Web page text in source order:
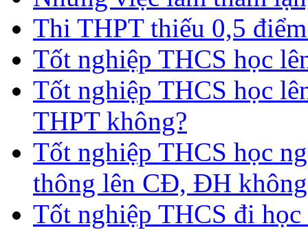
Thi THPT thiếu 0,5
Tốt nghiệp THCS học
Tốt nghiệp THCS học
THPT không?
Tốt nghiệp THCS học
thông lên CĐ, ĐH
Tốt nghiệp THCS đi học